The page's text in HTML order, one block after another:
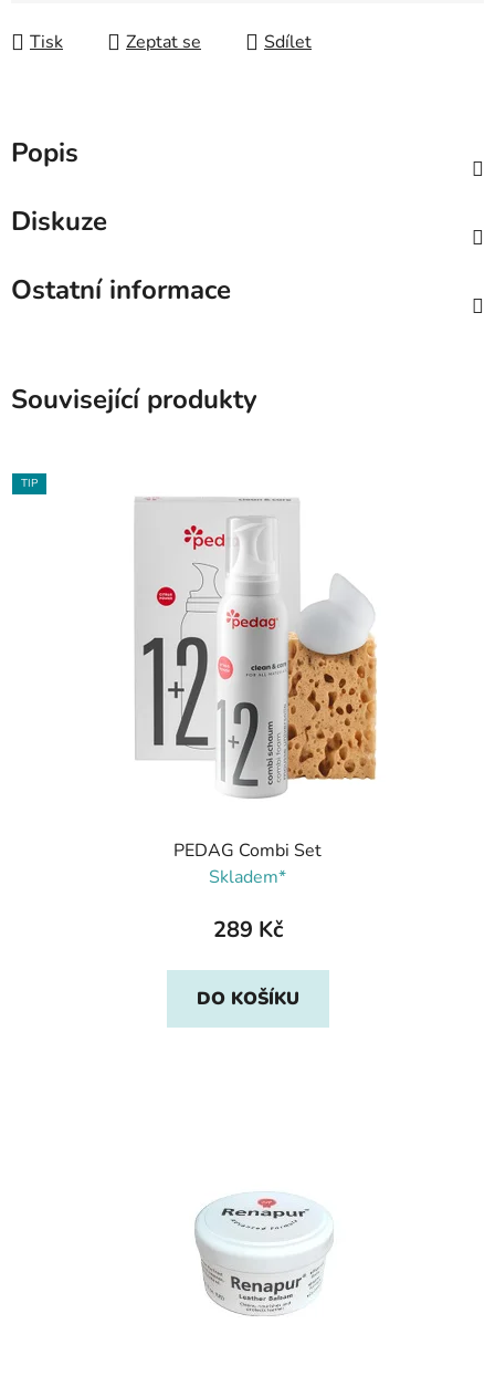
Tisk Zeptat se Sdílet
Popis
Diskuze
Ostatní informace
Související produkty
TIP
PEDAG Combi Set
Skladem*
289 Kč
DO KOŠÍKU